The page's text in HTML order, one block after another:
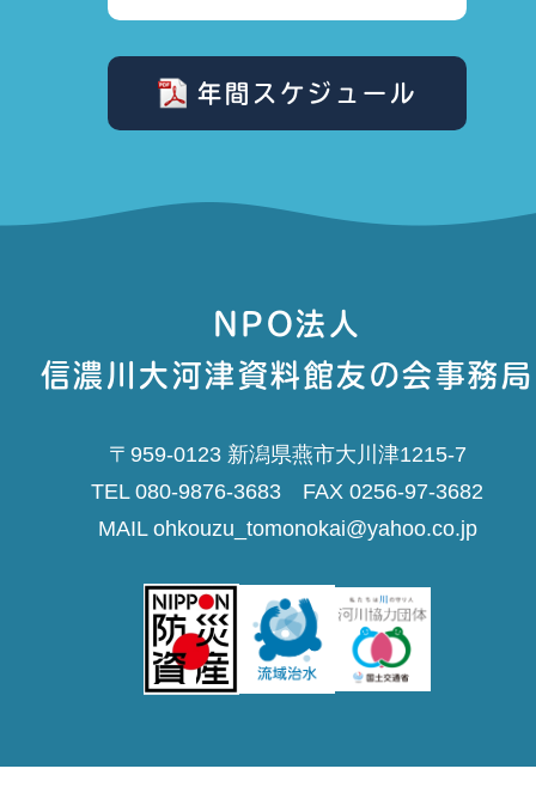
年間スケジュール
NPO法人
信濃川大河津資料館友の会事務局
〒959-0123 新潟県燕市大川津1215-7
TEL 080-9876-3683 FAX 0256-97-3682
MAIL ohkouzu_tomonokai@yahoo.co.jp